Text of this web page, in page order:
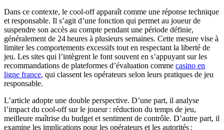
Dans ce contexte, le cool‑off apparaît comme une réponse technique
et responsable. Il s’agit d’une fonction qui permet au joueur de
suspendre son accès au compte pendant une période définie,
généralement de 24 heures à plusieurs semaines. Cette mesure vise à
limiter les comportements excessifs tout en respectant la liberté de
jeu. Les sites qui l’intègrent le font souvent en s’appuyant sur les
recommandations de plateformes d’évaluation comme casino en
ligne france, qui classent les opérateurs selon leurs pratiques de jeu
responsable.
L’article adopte une double perspective. D’une part, il analyse
l’impact du cool‑off sur le joueur : réduction du temps de jeu,
meilleure maîtrise du budget et sentiment de contrôle. D’autre part, il
examine les implications pour les opérateurs et les autorités :